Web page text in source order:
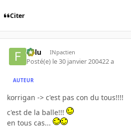
Citer
Fulu INpactien
Posté(e) le 30 janvier 200422 a
AUTEUR
korrigan -> c'est pas con du tous!!!!
c'est de la balle!!!
en tous cas...